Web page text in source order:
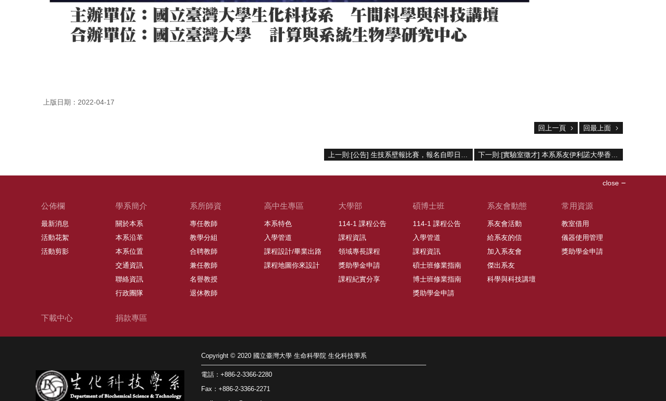
上版日期：2022-04-17
回上一頁 回最上面
close
公佈欄
最新消息
活動花絮
活動剪影
學系簡介
關於本系
本系沿革
本系位置
交通資訊
聯絡資訊
行政團隊
系所師資
專任教師
教學分組
合聘教師
兼任教師
名譽教授
退休教師
高中生專區
本系特色
入學管道
課程設計/畢業出路
課程地圖你來設計
大學部
114-1 課程公告
課程資訊
領域專長課程
獎助學金申請
課程紀實分享
碩博士班
114-1 課程公告
入學管道
課程資訊
碩士班修業指南
博士班修業指南
獎助學金申請
系友會動態
系友會活動
給系友的信
加入系友會
傑出系友
科學與科技講壇
常用資源
教室借用
儀器使用管理
獎助學金申請
下載中心 捐款專區
Copyright © 2020 國立臺灣大學 生命科學院 生化科技學系
電話：+886-2-3366-2280
Fax：+886-2-3366-2271